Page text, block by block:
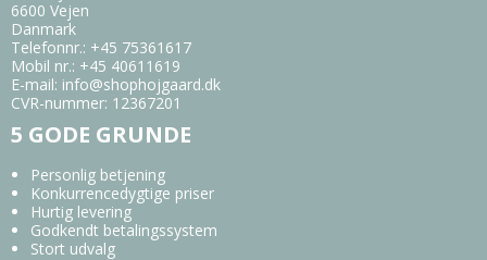
6600 Vejen
Danmark
Telefonnr.: +45 75361617
Mobil nr.: +45 40611619
E-mail: info@shophojgaard.dk
CVR-nummer: 12367201
5 GODE GRUNDE
Personlig betjening
Konkurrencedygtige priser
Hurtig levering
Godkendt betalingssystem
Stort udvalg